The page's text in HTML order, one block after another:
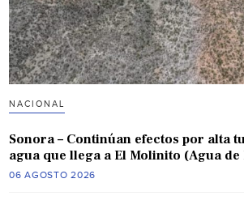
NACIONAL
Sonora – Continúan efectos por alta
agua que llega a El Molinito (Agua
06 AGOSTO 2026